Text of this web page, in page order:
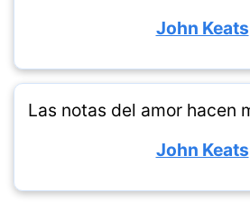
John Keats
Las notas del amor hacen
John Keats